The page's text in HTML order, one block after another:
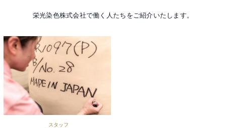
栄光染色株式会社で働く人たちをご紹介いたします。
スタッフ